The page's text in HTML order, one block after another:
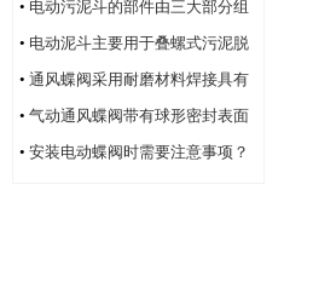
的系列产品
• 电动污泥斗的部件由三大部分组
成
• 电动泥斗主要用于叠螺式污泥脱
水机
• 通风蝶阀采用耐磨材料焊接具有
耐磨性好的特点
• 气动通风蝶阀带有球形密封表面
的衬氟塑料
• 安装电动蝶阀时需要注意事项？